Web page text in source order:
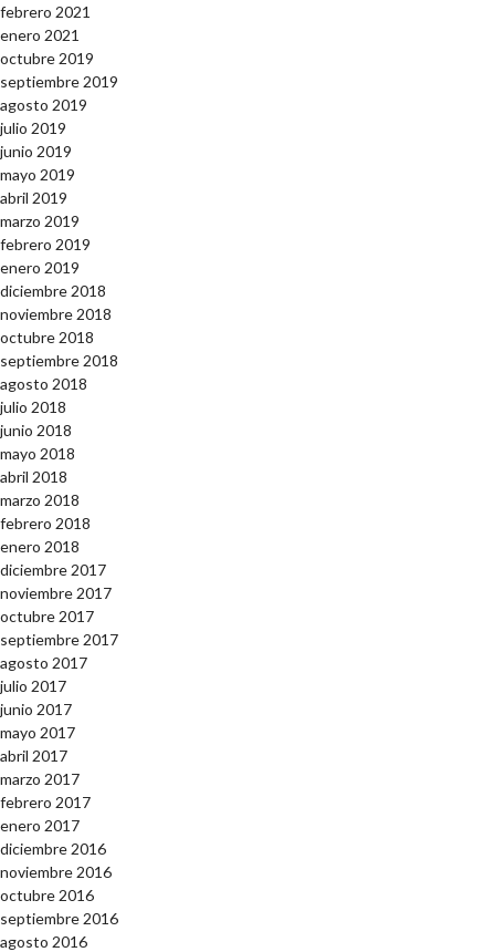
febrero 2021
enero 2021
octubre 2019
septiembre 2019
agosto 2019
julio 2019
junio 2019
mayo 2019
abril 2019
marzo 2019
febrero 2019
enero 2019
diciembre 2018
noviembre 2018
octubre 2018
septiembre 2018
agosto 2018
julio 2018
junio 2018
mayo 2018
abril 2018
marzo 2018
febrero 2018
enero 2018
diciembre 2017
noviembre 2017
octubre 2017
septiembre 2017
agosto 2017
julio 2017
junio 2017
mayo 2017
abril 2017
marzo 2017
febrero 2017
enero 2017
diciembre 2016
noviembre 2016
octubre 2016
septiembre 2016
agosto 2016